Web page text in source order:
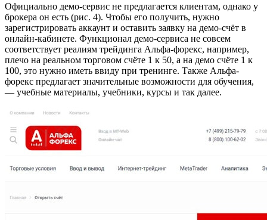
Официально демо-сервис не предлагается клиентам, однако у
брокера он есть (рис. 4). Чтобы его получить, нужно
зарегистрировать аккаунт и оставить заявку на демо-счёт в
онлайн-кабинете. Функционал демо-сервиса не совсем
соответствует реалиям трейдинга Альфа-форекс, например,
плечо на реальном торговом счёте 1 к 50, а на демо счёте 1 к
100, это нужно иметь ввиду при тренинге. Также Альфа-
форекс предлагает значительные возможности для обучения,
— учебные материалы, учебники, курсы и так далее.